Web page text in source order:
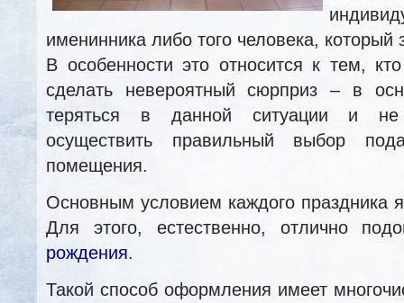
именинника либо того человека, который
В особенности это относится к тем,
сделать невероятный сюрприз – в
теряться в данной ситуации и не
осуществить правильный выбор
помещения.
Основным условием каждого праздника
Для этого, естественно, отлично
рождения.
Такой способ оформления имеет